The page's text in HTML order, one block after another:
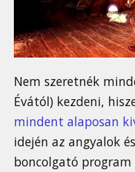
Nem szeretnék
Évától) kezdeni,
mindent alaposan
idején az angyalok
boncolgató program